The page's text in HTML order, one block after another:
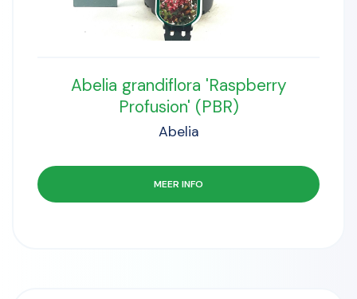
Abelia grandiflora 'Raspberry
Profusion' (PBR)
Abelia
MEER INFO